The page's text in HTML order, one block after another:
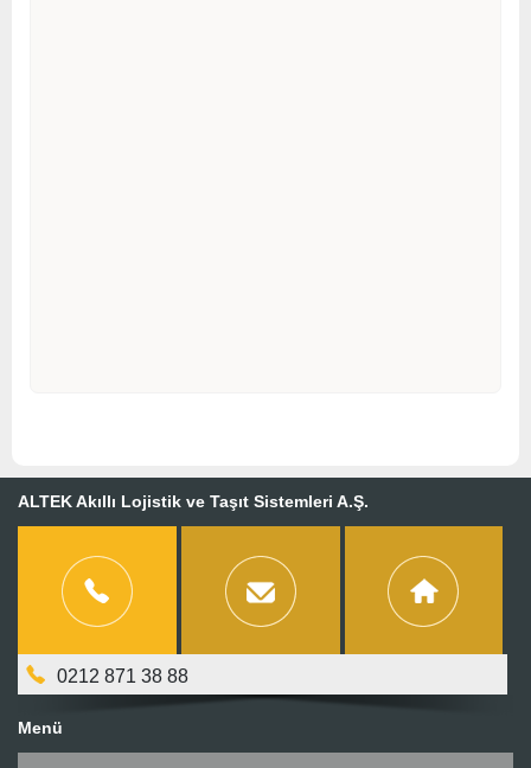
ALTEK Akıllı Lojistik ve Taşıt Sistemleri A.Ş.
0212 871 38 88
Menü